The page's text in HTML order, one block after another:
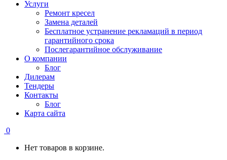
Услуги
Ремонт кресел
Замена деталей
Бесплатное устранение рекламаций в период
гарантийного срока
Послегарантийное обслуживание
О компании
Блог
Дилерам
Тендеры
Контакты
Блог
Карта сайта
0
Нет товаров в корзине.